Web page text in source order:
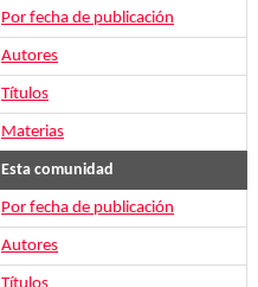
Por fecha de publicación
Autores
Títulos
Materias
Esta comunidad
Por fecha de publicación
Autores